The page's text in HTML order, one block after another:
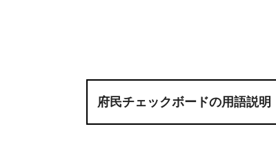
府民チェックボードの用語説明